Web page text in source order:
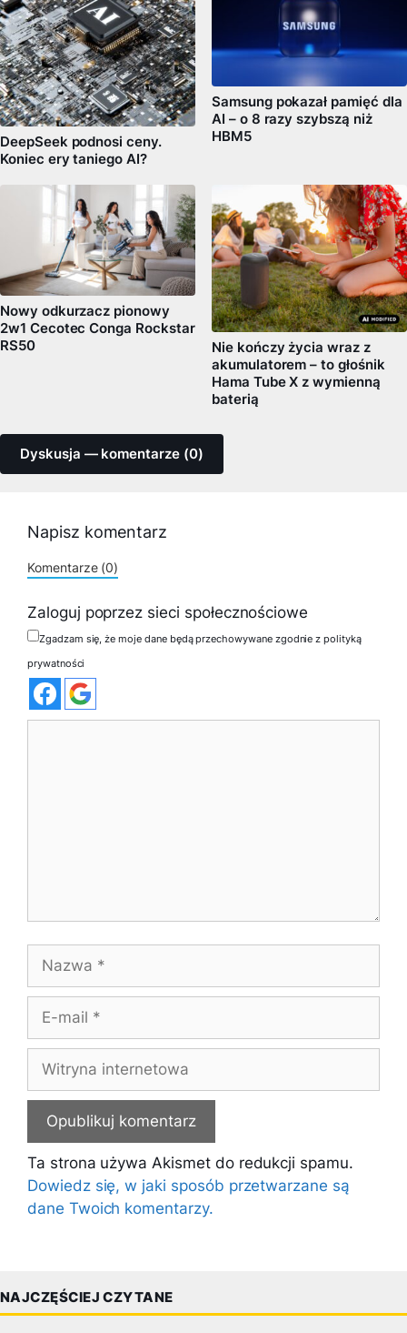
DeepSeek podnosi ceny.
Koniec ery taniego AI?
Samsung pokazał pamięć dla
AI – o 8 razy szybszą niż
HBM5
Nowy odkurzacz pionowy
2w1 Cecotec Conga Rockstar
RS50
Nie kończy życia wraz z
akumulatorem – to głośnik
Hama Tube X z wymienną
baterią
Dyskusja — komentarze (0)
Napisz komentarz
Komentarze (0)
Zaloguj poprzez sieci społecznościowe
Zgadzam się, że moje dane będą przechowywane zgodnie z polityką
prywatności
Nazwa
Witryna
internetowa
Ta strona używa Akismet do redukcji spamu.
Dowiedz się, w jaki sposób przetwarzane są
dane Twoich komentarzy.
NAJCZĘŚCIEJ CZYTANE